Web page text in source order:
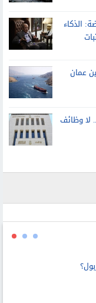
لبدء
الذكاء
عمان
لا وظائف